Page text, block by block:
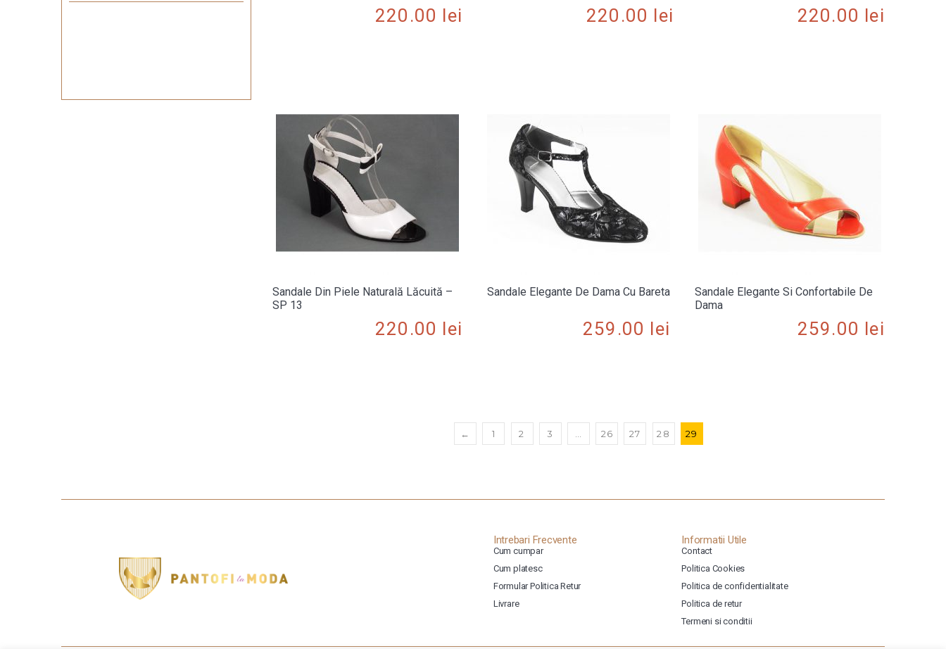
220.00 lei 220.00 lei 220.00 lei
Sandale Din Piele Naturală Lăcuită –
SP 13
220.00 lei
Sandale Elegante De Dama Cu Bareta
259.00 lei
Sandale Elegante Si Confortabile De
Dama
259.00 lei
← 1 2 3 26 27 28 29
Intrebari Frecvente
Cum cumpar
Cum platesc
Formular Politica Retur
Livrare
Informatii Utile
Contact
Politica Cookies
Politica de confidentialitate
Politica de retur
Termeni si conditii